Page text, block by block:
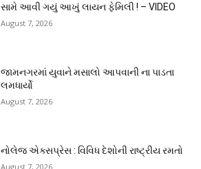
સામે આવી ગયું આખું લાયન ફેમિલી ! – VIDEO
August 7, 2026
જામનગરમાં યુવાને મસાલો આપવાની ના પાડતા
લમધાર્યો
August 7, 2026
નોલેજ એક્સપ્રેસ : વિવિધ દેશોની રાષ્ટ્રીય રમતો
August 7, 2026